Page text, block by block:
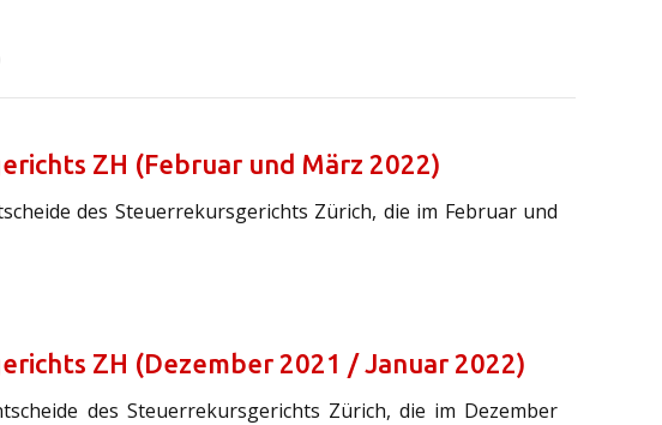
ZH (Februar und März 2022)
des Steuerrekursgerichts Zürich, die im Februar und
ZH (Dezember 2021 / Januar 2022)
des Steuerrekursgerichts Zürich, die im Dezember